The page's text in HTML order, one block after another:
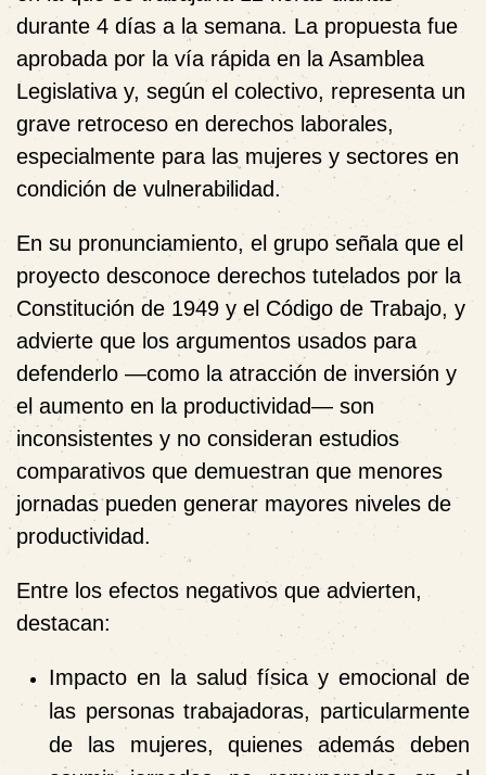
durante 4 días a la semana. La propuesta fue
aprobada por la vía rápida en la Asamblea
Legislativa y, según el colectivo, representa un
grave retroceso en derechos laborales,
especialmente para las mujeres y sectores en
condición de vulnerabilidad.
En su pronunciamiento, el grupo señala que el
proyecto desconoce derechos tutelados por la
Constitución de 1949 y el Código de Trabajo, y
advierte que los argumentos usados para
defenderlo —como la atracción de inversión y
el aumento en la productividad— son
inconsistentes y no consideran estudios
comparativos que demuestran que menores
jornadas pueden generar mayores niveles de
productividad.
Entre los efectos negativos que advierten,
destacan:
Impacto en la salud física y emocionalde
las personas trabajadoras, particularmente
de las mujeres, quienes además deben